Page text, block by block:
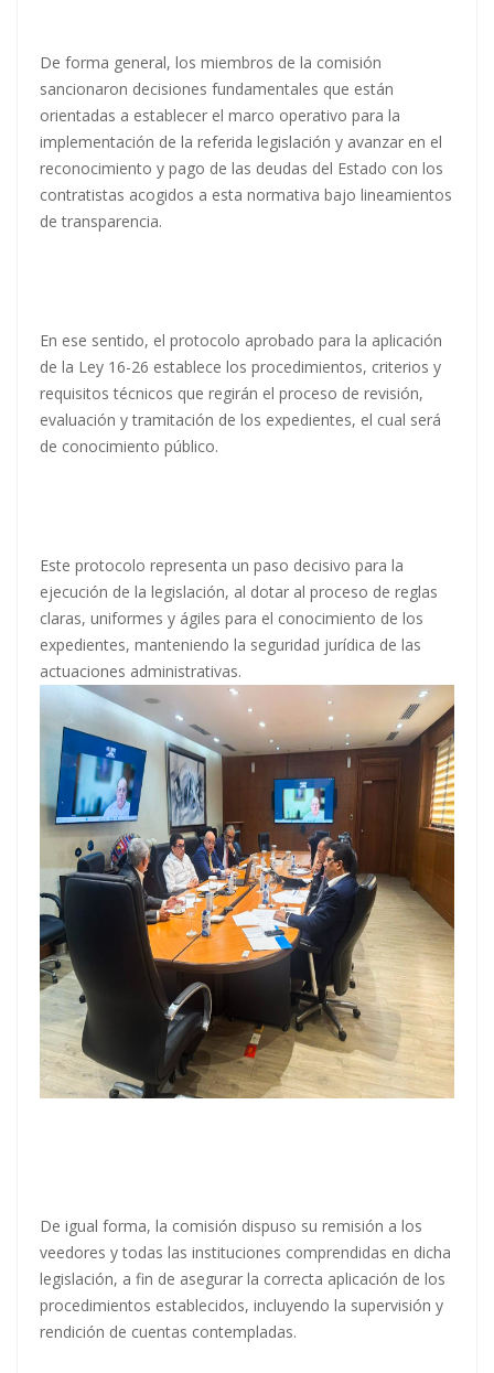
De forma general, los miembros de la comisión
sancionaron decisiones fundamentales que están
orientadas a establecer el marco operativo para la
implementación de la referida legislación y avanzar en el
reconocimiento y pago de las deudas del Estado con los
contratistas acogidos a esta normativa bajo lineamientos
de transparencia.
En ese sentido, el protocolo aprobado para la aplicación
de la Ley 16-26 establece los procedimientos, criterios y
requisitos técnicos que regirán el proceso de revisión,
evaluación y tramitación de los expedientes, el cual será
de conocimiento público.
Este protocolo representa un paso decisivo para la
ejecución de la legislación, al dotar al proceso de reglas
claras, uniformes y ágiles para el conocimiento de los
expedientes, manteniendo la seguridad jurídica de las
actuaciones administrativas.
De igual forma, la comisión dispuso su remisión a los
veedores y todas las instituciones comprendidas en dicha
legislación, a fin de asegurar la correcta aplicación de los
procedimientos establecidos, incluyendo la supervisión y
rendición de cuentas contempladas.